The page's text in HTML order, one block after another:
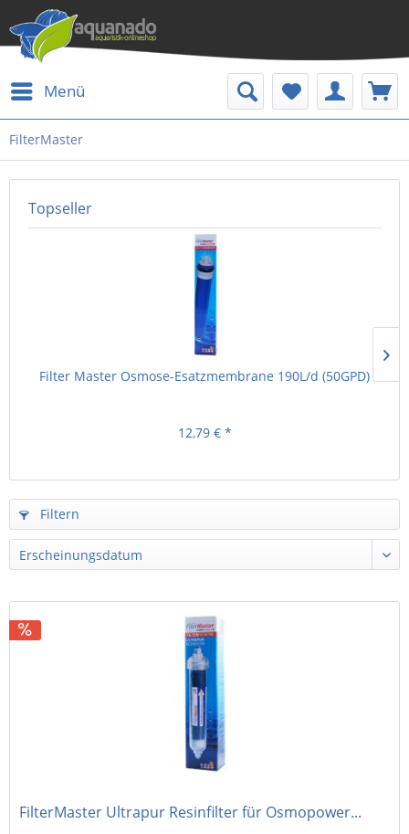
Menü
FilterMaster
Topseller
Filter Master Osmose-Esatzmembrane 190L/d (50GPD)
12,79 € *
Filtern
FilterMaster Ultrapur Resinfilter für Osmopower...